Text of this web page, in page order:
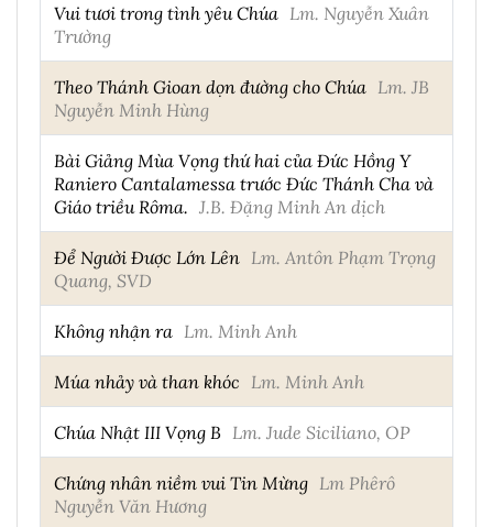
Vui tươi trong tình yêu Chúa Lm. Nguyễn Xuân
Trường
Theo Thánh Gioan dọn đường cho Chúa Lm. JB
Nguyễn Minh Hùng
Bài Giảng Mùa Vọng thứ hai của Đức Hồng Y
Raniero Cantalamessa trước Đức Thánh Cha và
Giáo triều Rôma. J.B. Đặng Minh An dịch
Để Người Được Lớn Lên Lm. Antôn Phạm Trọng
Quang, SVD
Không nhận ra Lm. Minh Anh
Múa nhảy và than khóc Lm. Minh Anh
Chúa Nhật III Vọng B Lm. Jude Siciliano, OP
Chứng nhân niềm vui Tin Mừng Lm Phêrô
Nguyễn Văn Hương